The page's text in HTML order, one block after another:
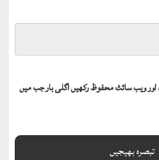
اور ویب سائٹ محفوظ رکھیں اگلی بار جب میں